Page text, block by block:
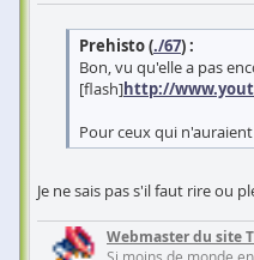
Prehisto (./67) :
Bon, vu qu'elle a pas
[flash]http://
Pour ceux qui
Je ne sais pas s'il faut rire ou
Webmaster du site
Si moins de monde